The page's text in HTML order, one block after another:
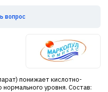
вопрос
понижает кислотно-
уровня. Состав: